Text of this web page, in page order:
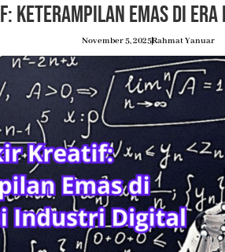
Keterampilan Emas di
November 5, 2025Rahmat Yanuar